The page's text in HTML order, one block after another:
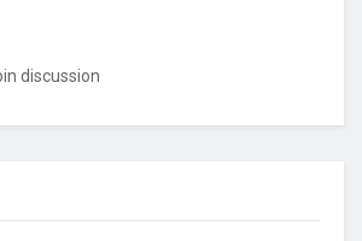
discussion